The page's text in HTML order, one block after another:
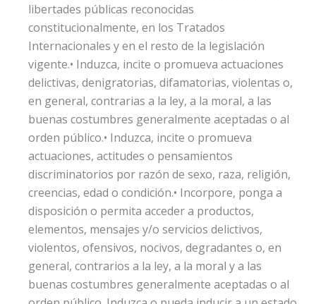
libertades públicas reconocidas
constitucionalmente, en los Tratados
Internacionales y en el resto de la legislación
vigente.• Induzca, incite o promueva actuaciones
delictivas, denigratorias, difamatorias, violentas o,
en general, contrarias a la ley, a la moral, a las
buenas costumbres generalmente aceptadas o al
orden público.• Induzca, incite o promueva
actuaciones, actitudes o pensamientos
discriminatorios por razón de sexo, raza, religión,
creencias, edad o condición.• Incorpore, ponga a
disposición o permita acceder a productos,
elementos, mensajes y/o servicios delictivos,
violentos, ofensivos, nocivos, degradantes o, en
general, contrarios a la ley, a la moral y a las
buenas costumbres generalmente aceptadas o al